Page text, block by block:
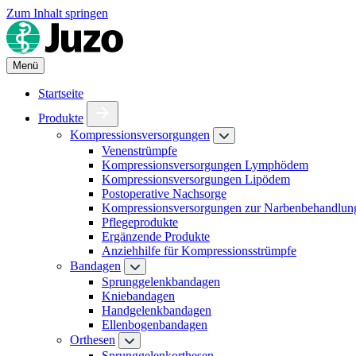
Zum Inhalt springen
Menü
Startseite
Produkte
Kompressionsversorgungen
Venenstrümpfe
Kompressionsversorgungen Lymphödem
Kompressionsversorgungen Lipödem
Postoperative Nachsorge
Kompressionsversorgungen zur
Pflegeprodukte
Ergänzende Produkte
Anziehhilfe für Kompressionsstrümpfe
Bandagen
Sprunggelenkbandagen
Kniebandagen
Handgelenkbandagen
Ellenbogenbandagen
Orthesen